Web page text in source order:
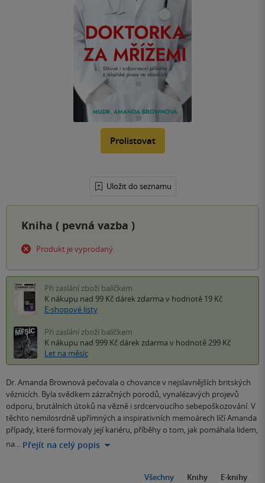
Prolistovat
Uložit do seznamu
Kniha ( pevná vazba )
Produkt je vyprodaný.
Při zaslání zboží balíčkem
K nákupu nad 99 Kč dárek zdarma v hodnotě 19 Kč
E-shopové listy
Při zaslání zboží balíčkem
K nákupu nad 999 Kč dárek zdarma v hodnotě 299 Kč
Let na měsíc
Dr. Amanda Brownová pečovala o chovance v nejslavnějších britských
věznicích. Byla svědkem zázračných porodů, vynalézavých projevů
odporu, brutálních útoků na vězně i srdcervoucího sebepoškozování. V
těchto nemilosrdně upřímných a inspirativních memoárech líčí Amanda
případy, které formovaly její kariéru, příběhy o tom, jak pomáhala lidem,
na… Přejít na celý popis
Všechny Knihy E-knihy